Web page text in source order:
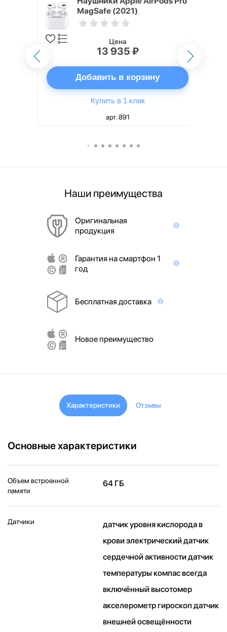
MagSafe (2021)
Цена
13 935 ₽
Добавить в корзину
Купить в 1 клик
арт. 891
Наши преимущества
Оригинальная
продукция
Гарантия на смартфон 1
год
Бесплатная доставка
Новое преимущество
Характеристики Отзывы
Основные характеристики
Объем встроенной
памяти
64 ГБ
Датчики
датчик уровня кислорода в
крови электрический датчик
сердечной активности датчик
температуры компас всегда
включённый высотомер
акселерометр гироскоп датчик
внешней освещённости